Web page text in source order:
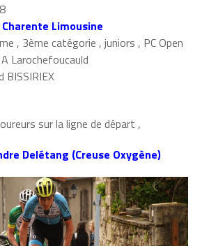
Limousine
, 3ème catégorie , juniors , PC Open
Larochefoucauld
BISSIRIEX
sur la ligne de départ ,
Delétang (Creuse Oxygène)